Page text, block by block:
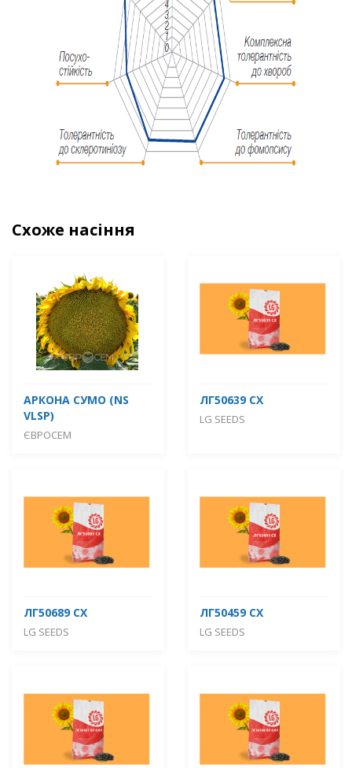
Схоже насіння
АРКОНА СУМО (NS
VLSP)
ЄВРОСЕМ
ЛГ50639 СХ
LG SEEDS
ЛГ50689 СХ
LG SEEDS
ЛГ50459 СХ
LG SEEDS